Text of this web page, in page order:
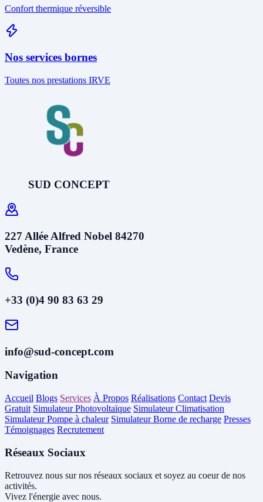
Confort thermique réversible
Nos services bornes
Toutes nos prestations IRVE
SUD CONCEPT
227 Allée Alfred Nobel 84270
Vedène, France
+33 (0)4 90 83 63 29
info@sud-concept.com
Navigation
Accueil Blogs Services À Propos Réalisations Contact Devis
Gratuit Simulateur Photovoltaïque Simulateur Climatisation
Simulateur Pompe à chaleur Simulateur Borne de recharge Presses
Témoignages Recrutement
Réseaux Sociaux
Retrouvez nous sur nos réseaux sociaux et soyez au coeur de nos
activités.
Vivez l'énergie avec nous.